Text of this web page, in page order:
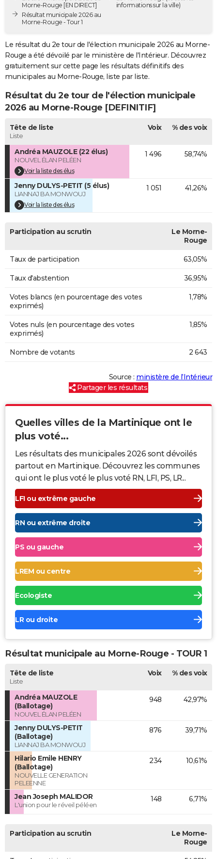
Destinations
City break
Voyage nature
Voyage de noces
Forum
ClimatPHOTO
BONS PLANS
CARTE DE VOEUX
DICTIONNAIRE
Dictionnaire
Biographies
Citations
Expressions
Proverbes
PROGRAMME TV
COPAINS D'AVANT
S'inscrire
Se connecter
Lycées
Collèges
Primaires
Universités
Entreprises
Service militaire
Avis de recherche
AVIS DE DÉCÈS
FORUM
Bricolage
Lifestyle
Culture
Sport
Auto
Television
Voyage
Cinema
Morne-Rouge [EN DIRECT]
Résultat municipale 2026 au
Morne-Rouge - Tour 1
informations sur la ville)
Le résultat du 2e tour de l'élection municipale 2026 au Morne-
Rouge a été dévoilé par le ministère de l'Intérieur. Découvrez
gratuitement sur cette page les résultats définitifs des
municipales au Morne-Rouge, liste par liste.
Résultat du 2e tour de l'élection municipale
2026 au Morne-Rouge [DEFINITIF]
Tête de liste
Liste
Voix % des voix
Andréa MAUZOLE (22 élus)
NOUVEL ÉLAN PELÉEN
Voir la liste des élus
1 496 58,74%
Jenny DULYS-PETIT (5 élus)
LIANNAJ BA MONWOUJ
Voir la liste des élus
1 051 41,26%
Participation au scrutin
Le Morne-
Rouge
Taux de participation 63,05%
Taux d'abstention 36,95%
Votes blancs (en pourcentage des votes
exprimés)
1,78%
Votes nuls (en pourcentage des votes
exprimés)
1,85%
Nombre de votants 2 643
Source : ministère de l’Intérieur
Partager les résultats
Quelles villes de la Martinique ont le
plus voté...
Les résultats des municipales 2026 sont dévoilés
partout en Martinique. Découvrez les communes
qui ont le plus voté le plus voté RN, LFI, PS, LR...
LFI ou extrême gauche
RN ou extrême droite
PS ou gauche
LREM ou centre
Ecologiste
LR ou droite
Résultat municipale au Morne-Rouge - TOUR 1
Tête de liste
Liste
Voix % des voix
Andréa MAUZOLE
(Ballotage)
NOUVEL ÉLAN PELÉEN
948 42,97%
Jenny DULYS-PETIT
(Ballotage)
LIANNAJ BA MONWOUJ
876 39,71%
Hilario Emile HENRY
(Ballotage)
NOUVELLE GENERATION
PELEENNE
234 10,61%
Jean Joseph MALIDOR
L'union pour le réveil péléen
148 6,71%
Participation au scrutin
Le Morne-
Rouge